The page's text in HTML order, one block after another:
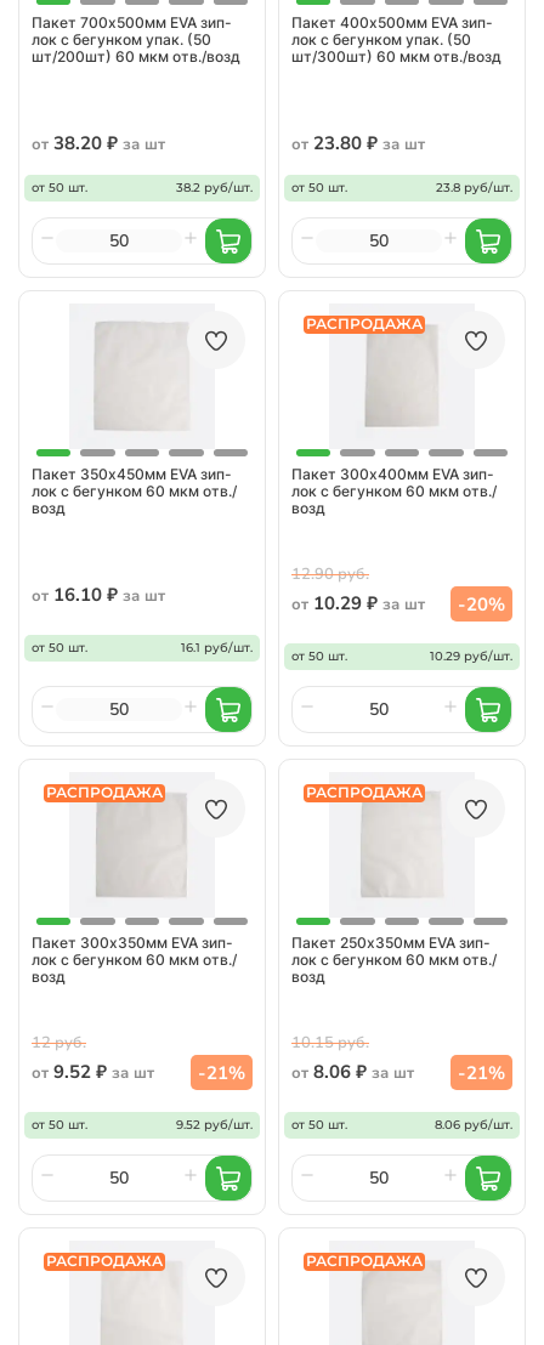
Пакет 700х500мм EVA зип-
лок с бегунком упак. (50
шт/200шт) 60 мкм отв./возд
от 38.20 ₽ за шт
от 50 шт. 38.2 руб/шт.
Пакет 400х500мм EVA зип-
лок с бегунком упак. (50
шт/300шт) 60 мкм отв./возд
от 23.80 ₽ за шт
от 50 шт. 23.8 руб/шт.
Пакет 350х450мм EVA зип-
лок с бегунком 60 мкм отв./
возд
от 16.10 ₽ за шт
от 50 шт. 16.1 руб/шт.
РАСПРОДАЖА
Пакет 300х400мм EVA зип-
лок с бегунком 60 мкм отв./
возд
12.90 руб.
от 10.29 ₽ за шт -20%
от 50 шт. 10.29 руб/шт.
РАСПРОДАЖА
Пакет 300х350мм EVA зип-
лок с бегунком 60 мкм отв./
возд
12 руб.
от 9.52 ₽ за шт -21%
от 50 шт. 9.52 руб/шт.
РАСПРОДАЖА
Пакет 250х350мм EVA зип-
лок с бегунком 60 мкм отв./
возд
10.15 руб.
от 8.06 ₽ за шт -21%
от 50 шт. 8.06 руб/шт.
РАСПРОДАЖА РАСПРОДАЖА